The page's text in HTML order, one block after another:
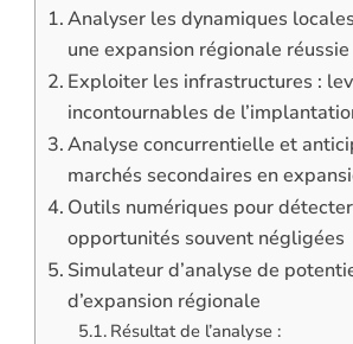
Analyser les dynamiques
une expansion régionale réussie
Exploiter les infrastructures :
incontournables de
Analyse concurrentielle et
marchés secondaires en
Outils numériques pour
opportunités souvent négligées
Simulateur d’analyse de
d’expansion régionale
Résultat de l’analyse :